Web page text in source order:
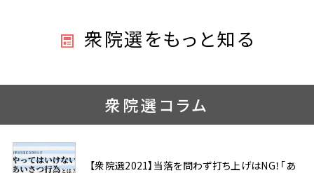
衆院選をもっと知る
衆院選コラム
【衆院選2021】当落を問わず打ち上げはNG！「あ